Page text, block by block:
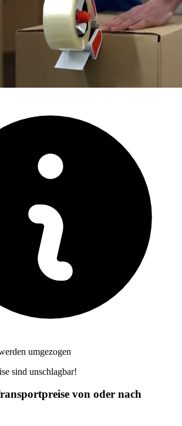
umgezogen
sind unschlagbar!
von oder nach